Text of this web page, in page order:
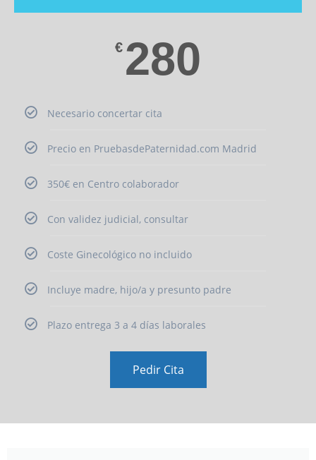
€ 280
Necesario concertar cita
Precio en PruebasdePaternidad.com Madrid
350€ en Centro colaborador
Con validez judicial, consultar
Coste Ginecológico no incluido
Incluye madre, hijo/a y presunto padre
Plazo entrega 3 a 4 días laborales
Pedir Cita